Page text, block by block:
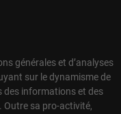
générales et d’analyses
sur le dynamisme de
des informations et des
Outre sa pro-activité,